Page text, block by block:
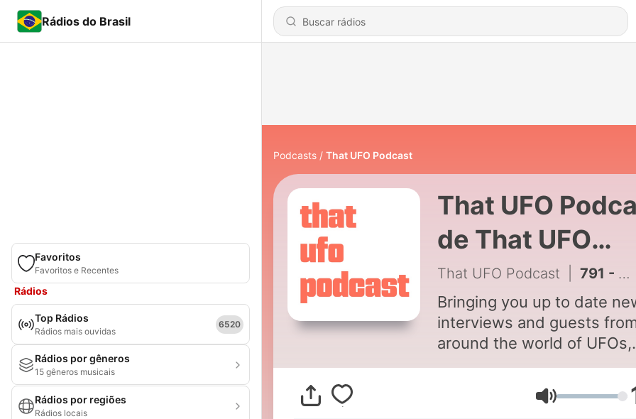
Rádios do Brasil
Favoritos
Favoritos e Recentes
Rádios
Top Rádios
Rádios mais ouvidas
6520
Rádios por gêneros
15 gêneros musicais
Rádios por regiões
Rádios locais
Podcasts That UFO Podcast
That UFO
de That UFO
Podcast
That UFO Podcast 791 - UFO Disclosure in Crisis: Whistleblowers, Waived NDAs & the Elizondo-Gerb Fallout
Bringing you up to date
interviews and guests
around the world of UFOs,
UAP & connected
Hosted by Andy McGrillen
Volume